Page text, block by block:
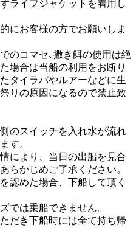
ライフジャケットを着用し
にお客様の方でお願いしま
のコマセ､撒き餌の使用は絶
場合は当船の利用をお断り
タイラバやルアーなどに生
りの原因になるので禁止致
のスイッチを入れ水が流れ
す。
により、当日の出船を見合
らかじめご了承ください。
認めた場合、下船して頂く
では乗船できません。
だき下船時には全て持ち帰